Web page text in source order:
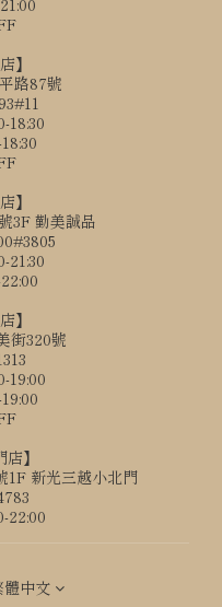
】
路87號
18:30
】
3F 勤美誠品
21:30
】
街320號
19:00
】
1F 新光三越小北門
22:00
體中文